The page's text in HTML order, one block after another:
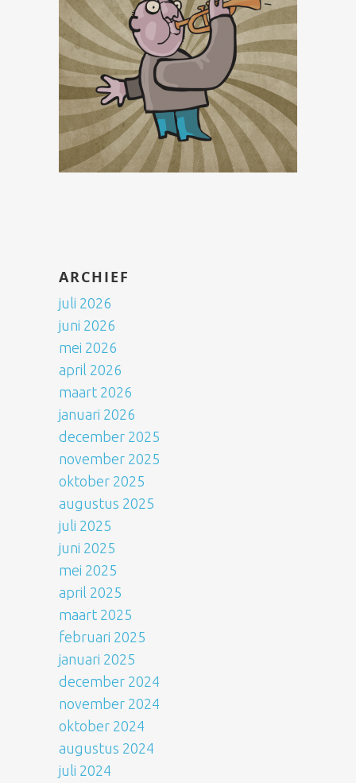
ARCHIEF
juli 2026
juni 2026
mei 2026
april 2026
maart 2026
januari 2026
december 2025
november 2025
oktober 2025
augustus 2025
juli 2025
juni 2025
mei 2025
april 2025
maart 2025
februari 2025
januari 2025
december 2024
november 2024
oktober 2024
augustus 2024
juli 2024